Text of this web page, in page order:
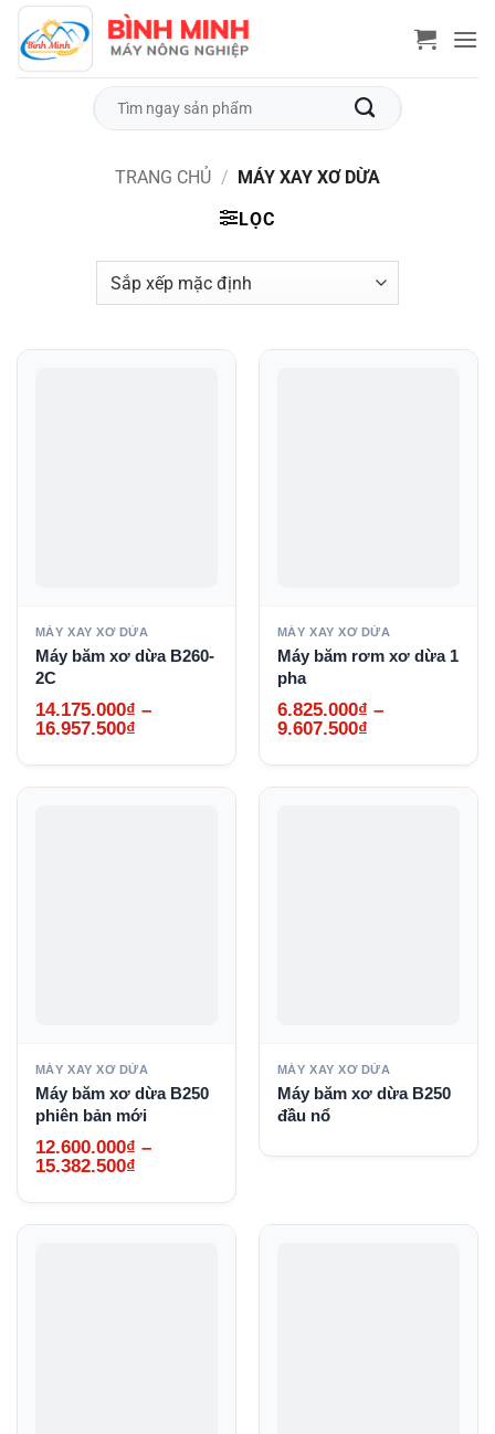
qua
nội
Tìm
TRANG CHỦ / MÁY XAY XƠ DỪA
LỌC
MÁY XAY XƠ DỪA
Máy băm xơ dừa B260-
2C
14.175.000₫ –
16.957.500₫Khoảng
từ
14.175.000₫
MÁY XAY XƠ DỪA
Máy băm rơm xơ dừa 1
pha
6.825.000₫ –
9.607.500₫Khoảng
từ
6.825.000₫
MÁY XAY XƠ DỪA
Máy băm xơ dừa B250
phiên bản mới
12.600.000₫ –
15.382.500₫Khoảng
từ
12.600.000₫
MÁY XAY XƠ DỪA
Máy băm xơ dừa B250
đầu nổ